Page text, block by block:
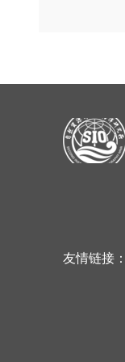
友情链接：